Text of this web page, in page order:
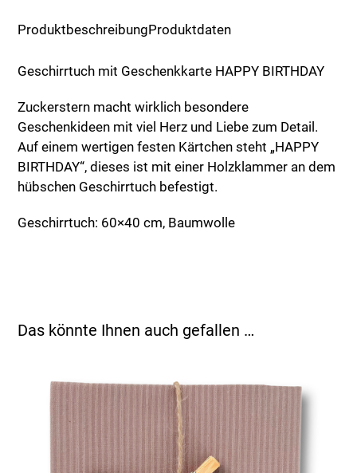
Menge
ProduktbeschreibungProduktdaten
Geschirrtuch mit Geschenkkarte HAPPY BIRTHDAY
Zuckerstern macht wirklich besondere
Geschenkideen mit viel Herz und Liebe zum Detail.
Auf einem wertigen festen Kärtchen steht „HAPPY
BIRTHDAY“, dieses ist mit einer Holzklammer an dem
hübschen Geschirrtuch befestigt.
Geschirrtuch: 60×40 cm, Baumwolle
Das könnte Ihnen auch gefallen …